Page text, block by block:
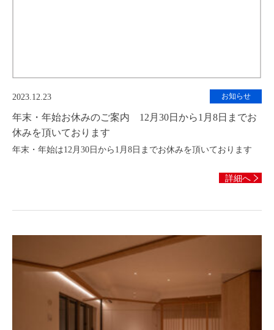
2023.12.23
年末・年始お休みのご案内 12月30日から1月8日までお
休みを頂いております
年末・年始は12月30日から1月8日までお休みを頂いております
お知らせ
詳細へ